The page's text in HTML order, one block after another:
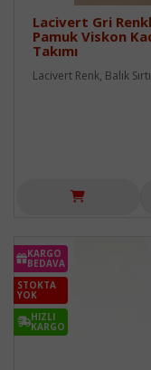
Lacivert Gri
Pamuk Viskon
Takımı
Lacivert Renk, Balık
KARGO
BEDAVA
STOKTA
YOK
HIZLI
KARGO